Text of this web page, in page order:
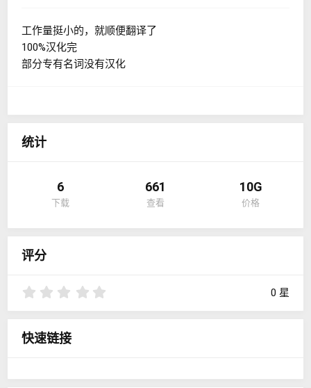
工作量挺小的，就顺便翻译了
100%汉化完
部分专有名词没有汉化
统计
6
下载
661
查看
10G
价格
评分
0 星
快速链接